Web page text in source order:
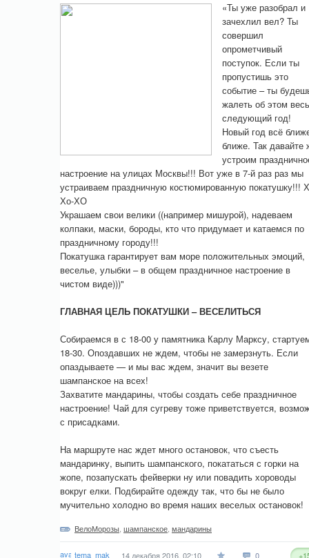
«Ты уже разобрал и
зачехлил вел? Ты
совершил
опрометчивый
поступок. Если ты
пропустишь это
событие – ты
жалеть об этом весь
следующий год!
Новый год всё
ближе. Так давайте
устроим
настроение на улицах Москвы!!! Вот уже в 7-й раз раз мы
устраиваем праздничную костюмированную покатушку!!!
Хо-ХО
Украшаем свои велики ((например мишурой), надеваем
колпаки, маски, бороды, кто что придумает и катаемся по
праздничному городу!!!
Покатушка гарантирует вам море положительных эмоций,
веселье, улыбки – в общем праздничное настроение в
чистом виде)))"
ГЛАВНАЯ ЦЕЛЬ ПОКАТУШКИ – ВЕСЕЛИТЬСЯ
Собираемся в с 18-00 у памятника Карлу Марксу,
18-30. Опоздавших не ждем, чтобы не замерзнуть. Если
опаздываете — и мы вас ждем, значит вы везете
шампанское на всех!
Захватите мандарины, чтобы создать себе праздничное
настроение! Чай для сугреву тоже приветствуется,
с присадками.
На маршруте нас ждет много остановок, что съесть
мандаринку, выпить шампанского, покататься с горки на
жопе, позапускать фейверки ну или повадить хороводы
вокруг елки. Подбирайте одежду так, что бы не было
мучительно холодно во время наших веселых остановок!
ВелоМорозы шампанское мандарины
tema_mak 14 декабря 2016, 02:10 0